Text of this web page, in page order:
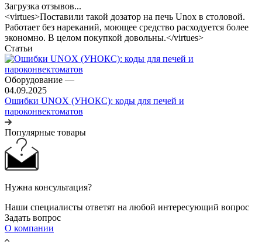
Загрузка отзывов...
<virtues>Поставили такой дозатор на печь Unox в столовой.
Работает без нареканий, моющее средство расходуется более
экономно. В целом покупкой довольны.</virtues>
Статьи
Оборудование —
04.09.2025
Ошибки UNOX (УНОКС): коды для печей и
пароконвектоматов
Популярные товары
Нужна консультация?
Наши специалисты ответят на любой интересующий вопрос
Задать вопрос
О компании